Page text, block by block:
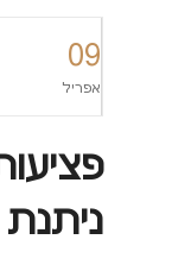
09
אפריל